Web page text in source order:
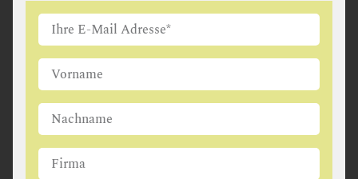
Ich bin Gastronom:in, Produzent:in, Verarbeiter:in oder
Shopbesitzer:in
Ich bin Konsument:in